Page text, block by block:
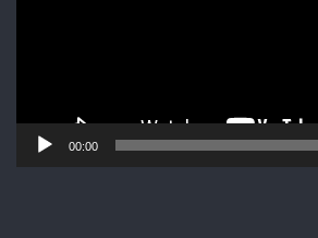
00:00